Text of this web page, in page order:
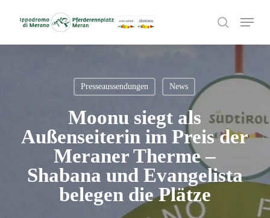
search
Menu
Presseaussendungen News
Moonu siegt als
Außenseiterin im Preis der
Meraner Therme –
Shabana und Evangelista
belegen die Plätze